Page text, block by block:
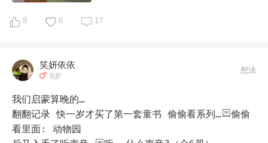
其中有一本书，孩子到现在也记得，很感人的一本书，书
最美大自然绘本:屎壳郎郎郎和小粪球
最美大自然绘
本:屎壳郎郎郎和小粪球
三，真正开始进入自主阅读并爱上阅读是在一年级快结束
的时候。进入这个阶段要感谢几本书对娃强大的吸引
力。
题（动物主题）的合集，最近已经读了一半。
从最开始的看见绘本就跑掉，到每天会抱着一堆绘本叫我
llama llama nighty-night
wakey-wake
llama llama zippity-zoom
彩虹兔Sing
Along欢唱童谣第一辑（全12册）
词书(点读版)
8 6 17
笑妍依依
8岁
想法
我们启蒙算晚的…
翻翻记录 快一岁才买了第一套童书 偷偷看系列…
偷偷
看里面: 动物园